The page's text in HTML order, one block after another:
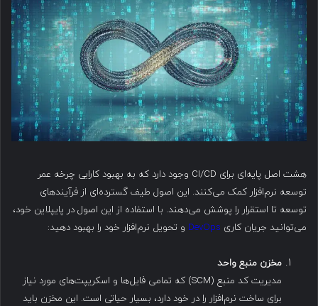
هشت اصل پایه‌ای برای CI/CD وجود دارد که به بهبود کارایی چرخه عمر
توسعه نرم‌افزار کمک می‌کنند. این اصول طیف گسترده‌ای از فرآیندهای
توسعه تا استقرار را پوشش می‌دهند. با استفاده از این اصول در پایپلاین خود،
می‌توانید جریان کاری DevOps و تحویل نرم‌افزار خود را بهبود دهید:
مخزن منبع واحد
مدیریت کد منبع (SCM) که تمامی فایل‌ها و اسکریپت‌های مورد نیاز
برای ساخت نرم‌افزار را در خود دارد، بسیار حیاتی است. این مخزن باید